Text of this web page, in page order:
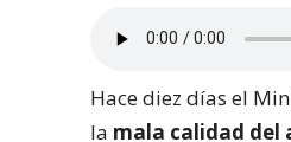
Hace diez días el
la mala calidad del